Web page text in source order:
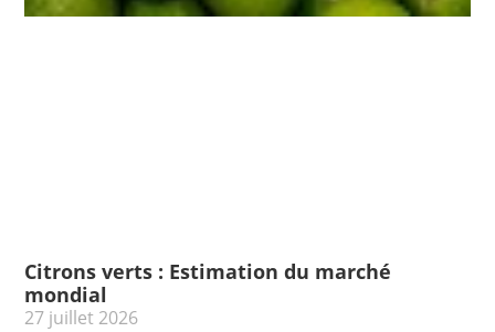
Citrons verts : Estimation du marché
mondial
27 juillet 2026